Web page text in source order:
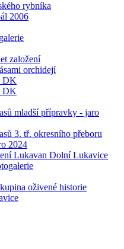
rybníka
2006
založení
orchidejí
DK
DK
mladší přípravky - jaro
3. tř. okresního přeboru
2024
Lukavan Dolní Lukavice
oživené historie